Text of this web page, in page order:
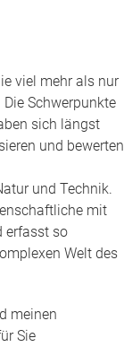
viel mehr als nur
Schwerpunkte
sich längst
und bewerten
und Technik.
mit
erfasst so
Welt des
meinen
Sie